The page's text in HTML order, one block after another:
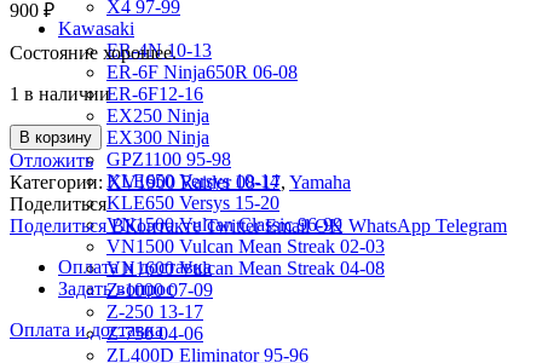
X4 97-99
Kawasaki
ER-4N 10-13
ER-6F Ninja650R 06-08
ER-6F12-16
EX250 Ninja
EX300 Ninja
GPZ1100 95-98
KLE650 Versys 10-14
KLE650 Versys 15-20
VN1500 Vulcan Classic 96-99
VN1500 Vulcan Mean Streak 02-03
VN1600 Vulcan Mean Streak 04-08
Z-1000 07-09
Z-250 13-17
Z-750 04-06
ZL400D Eliminator 95-96
900 ₽
Состояние хорошее.
1 в наличии
В корзину
Отложить
Категории:XV1900 Raider 08-17, Yamaha
Поделиться
Поделиться ВКонтакте Twitter Email OK WhatsApp Telegram
Оплата и доставка
Задать вопрос
Оплата и доставка